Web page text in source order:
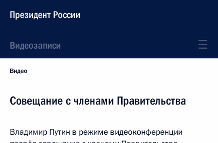
Президент России
Видеозаписи
Видео
Совещание с членами Правительства
Владимир Путин в режиме видеоконференции